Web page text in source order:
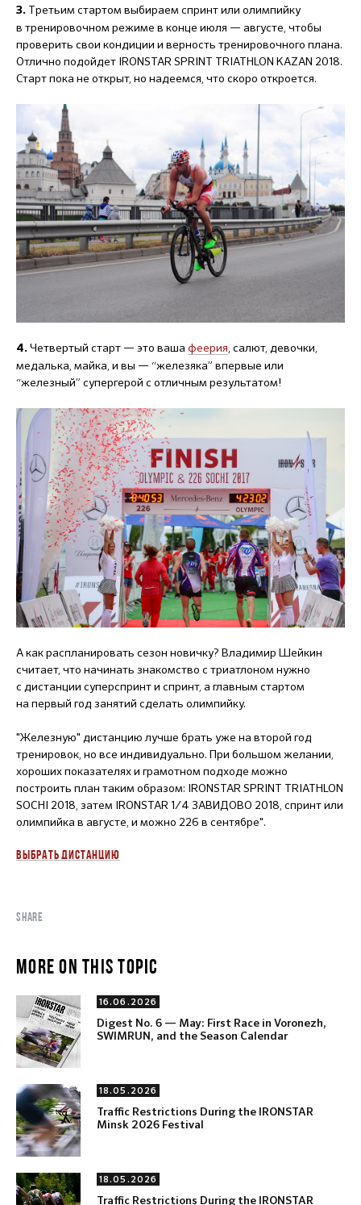
3. Третьим стартом выбираем спринт или олимпийку
в тренировочном режиме в конце июля — августе, чтобы
проверить свои кондиции и верность тренировочного плана.
Отлично подойдет IRONSTAR SPRINT TRIATHLON KAZAN 2018.
Старт пока не открыт, но надеемся, что скоро откроется.
4. Четвертый старт — это ваша феерия, салют, девочки,
медалька, майка, и вы — “железяка” впервые или
“железный” супергерой с отличным результатом!
А как распланировать сезон новичку? Владимир Шейкин
считает, что начинать знакомство с триатлоном нужно
с дистанции суперспринт и спринт, а главным стартом
на первый год занятий сделать олимпийку.
"Железную" дистанцию лучше брать уже на второй год
тренировок, но все индивидуально. При большом желании,
хороших показателях и грамотном подходе можно
построить план таким образом: IRONSTAR SPRINT TRIATHLON
SOCHI 2018, затем IRONSTAR 1/4 ЗАВИДОВО 2018, спринт или
олимпийка в августе, и можно 226 в сентябре".
ВЫБРАТЬ ДИСТАНЦИЮ
SHARE
MORE ON THIS TOPIC
16.06.2026
Digest No. 6 — May: First Race in Voronezh,
SWIMRUN, and the Season Calendar
18.05.2026
Traffic Restrictions During the IRONSTAR
Minsk 2026 Festival
18.05.2026
Traffic Restrictions During the IRONSTAR